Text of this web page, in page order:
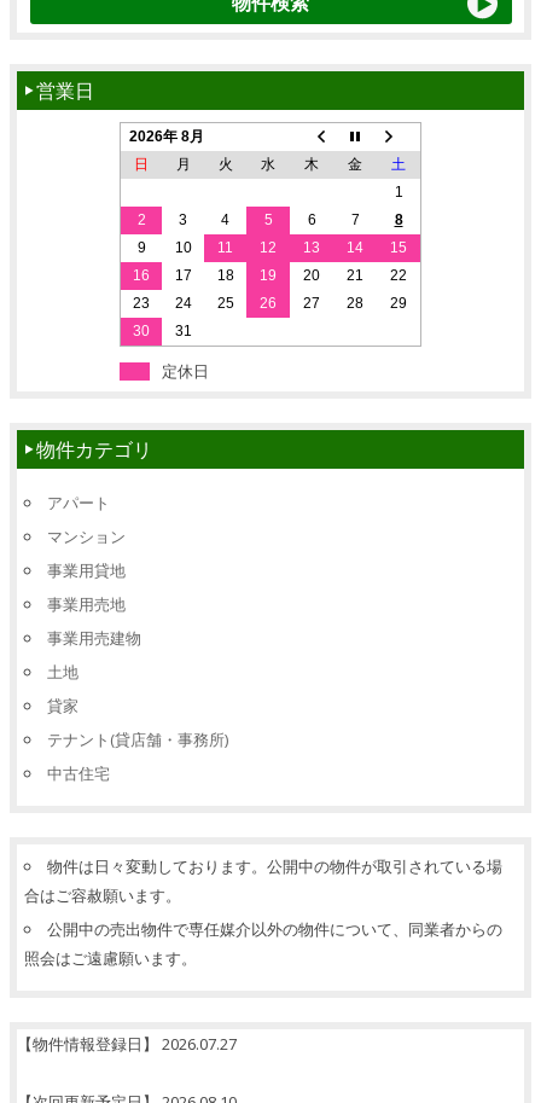
営業日
2026年 8月
日
月 火 水 木 金
土
1
2
3 4 5 6 7
8
9
10 11 12 13 14
15
16
17 18 19 20 21
22
23
24 25 26 27 28
29
30
31
定休日
物件カテゴリ
アパート
マンション
事業用貸地
事業用売地
事業用売建物
土地
貸家
テナント(貸店舗・事務所)
中古住宅
物件は日々変動しております。公開中の物件が取引されている場
合はご容赦願います。
公開中の売出物件で専任媒介以外の物件について、同業者からの
照会はご遠慮願います。
【物件情報登録日】 2026.07.27